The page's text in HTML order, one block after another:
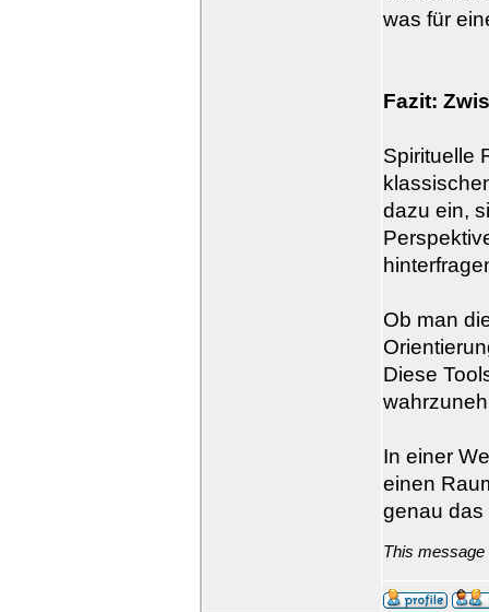
was für
Fazit:
Spirituelle
dazu ein,
Ob man
Diese
In einer
einen
genau das
This message